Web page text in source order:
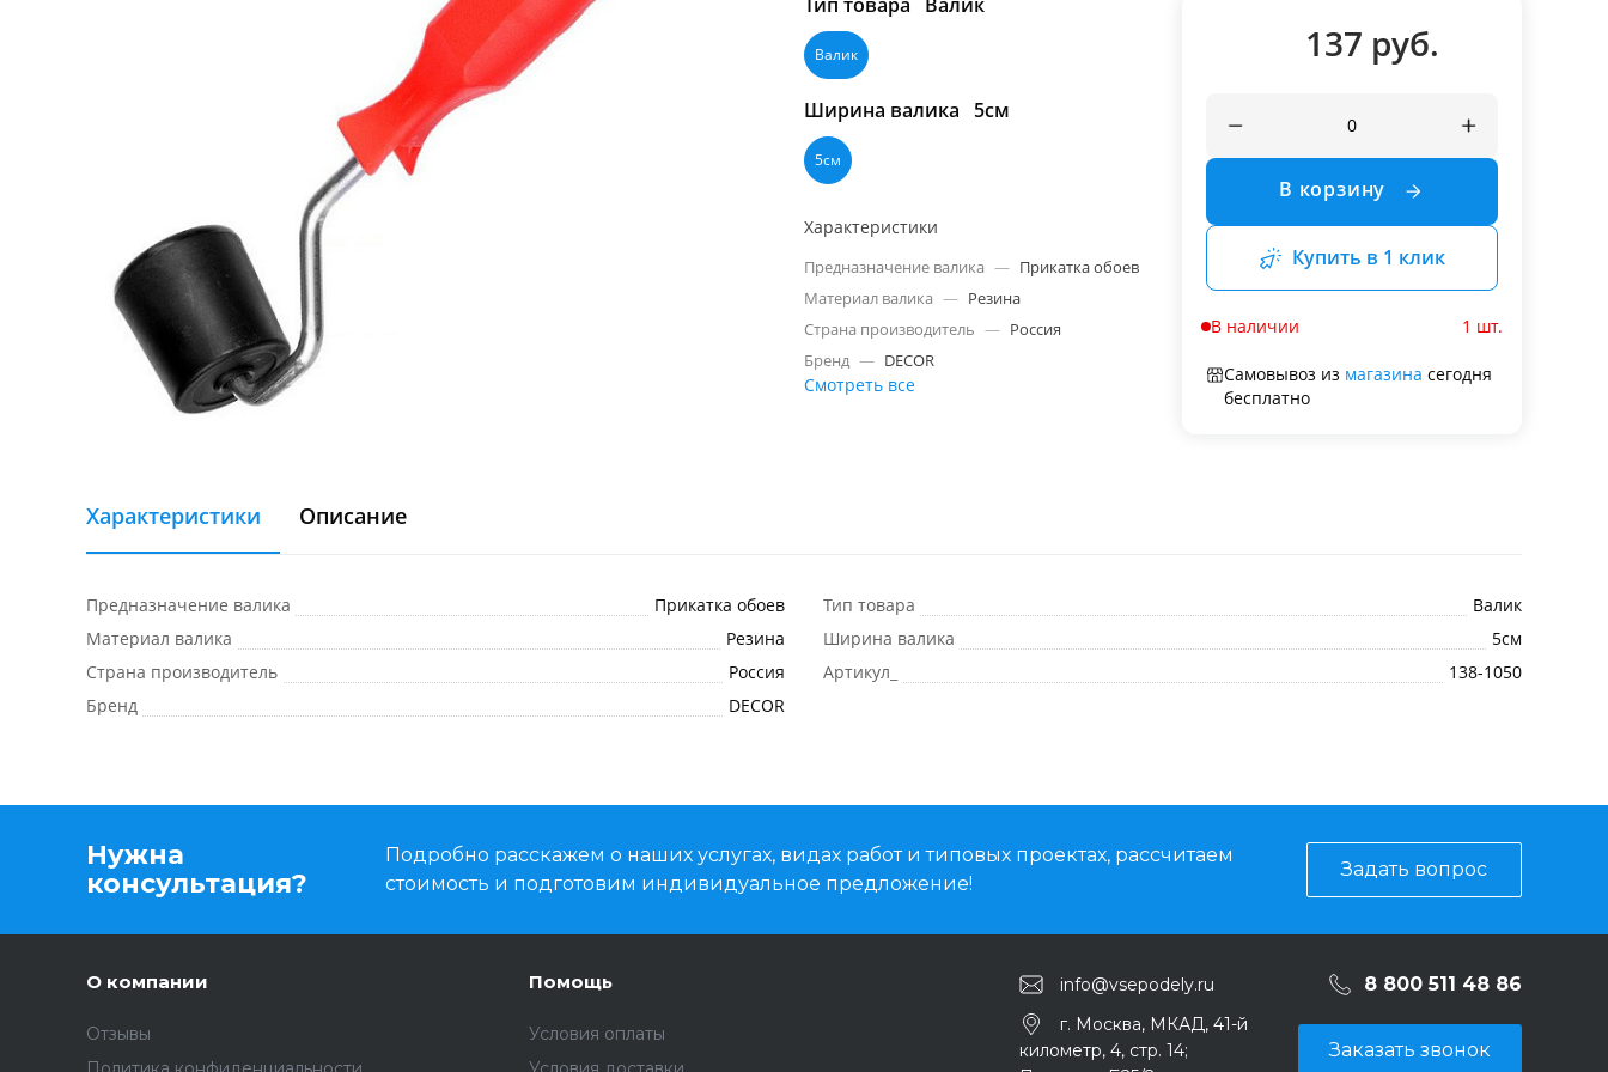
Валик
Ширина валика 5см
5см
Характеристики
Предназначение валика — Прикатка обоев
Материал валика — Резина
Страна производитель — Россия
Бренд — DECOR
Смотреть все
137 руб.
В корзину
Купить в 1 клик
В наличии 1 шт.
Самовывоз из магазина сегодня
бесплатно
Характеристики Описание
Предназначение валика
Прикатка обоев
Материал валика
Резина
Страна производитель
Россия
Бренд
DECOR
Тип товара
Валик
Ширина валика
5см
Артикул_
138-1050
Нужна
консультация?
Подробно расскажем о наших услугах, видах работ и типовых проектах, рассчитаем
стоимость и подготовим индивидуальное предложение!
Задать вопрос
О компании
Отзывы
Помощь
Условия оплаты
info@vsepodely.ru 8 800 511 48 86
г. Москва, МКАД, 41-й
километр, 4, стр. 14;
Заказать звонок